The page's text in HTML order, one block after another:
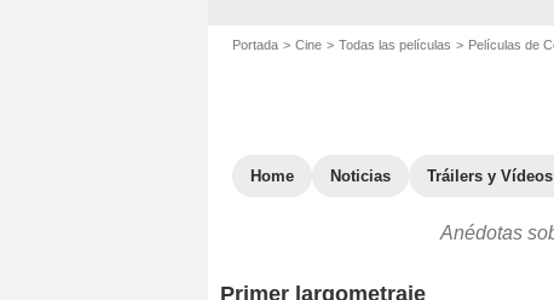
Portada Cine Todas las películas Películas de
Home Noticias Tráilers y Vídeos
Anédotas
Primer largometraje